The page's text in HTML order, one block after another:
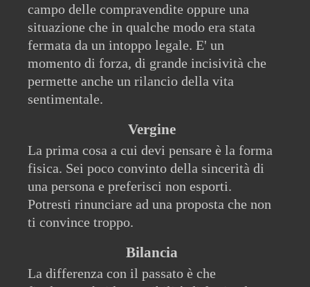
campo delle compravendite oppure una
situazione che in qualche modo era stata
fermata da un intoppo legale. E' un
momento di forza, di grande incisività che
permette anche un rilancio della vita
sentimentale.
Vergine
La prima cosa a cui devi pensare è la forma
fisica. Sei poco convinto della sincerità di
una persona e preferisci non esporti.
Potresti rinunciare ad una proposta che non
ti convince troppo.
Bilancia
La differenza con il passato è che